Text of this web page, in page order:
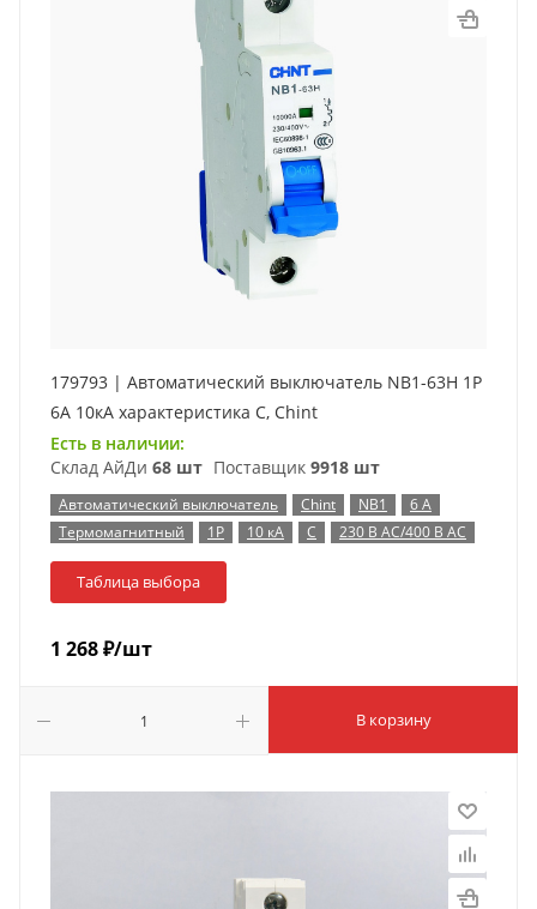
179793 | Автоматический выключатель NB1-63H 1P
6А 10кА характеристика C, Chint
Есть в наличии:
Склад АйДи 68 шт Поставщик 9918 шт
Автоматический выключатель Chint NB1
6 А
Термомагнитный
1P 10 кА C 230 В AC/400 В AC
Таблица выбора
1 268₽/шт
В корзину